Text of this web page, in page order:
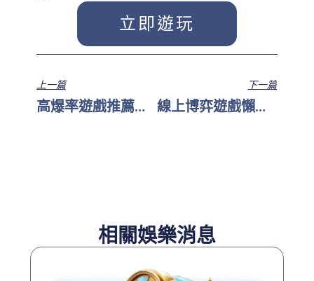
立即遊玩
上一篇
高爆率遊戲推薦：讓你天天大贏特贏
下一篇
線上博弈遊戲懶人包：玩法推薦與注意事項
相關娛樂消息